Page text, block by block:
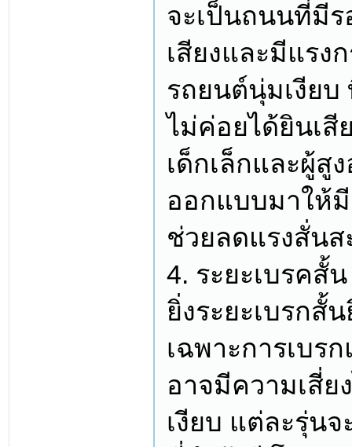
จะเป็นถนนที่มีร
เสียงและมีแรง
รถยนต์นุ่มเงีย
ไม่ค่อยได้ยินเสี
เด็กเล็กและผู้
ออกแบบมาให้
ช่วยลดแรงสั่นส
4. ระยะเบรคสั้
ยิ่งระยะเบรกสั้
เฉพาะการเบ
อาจมีความเสี่ย
เงียบ แต่ละรุ่น